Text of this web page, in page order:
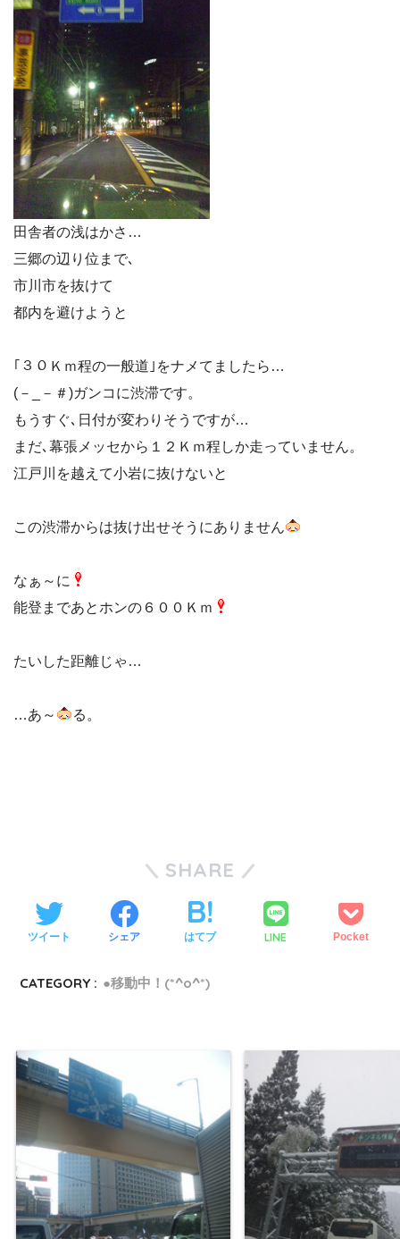
田舎者の浅はかさ…
三郷の辺り位まで､
市川市を抜けて
都内を避けようと
｢３０Ｋｍ程の一般道｣をナメてましたら…
(－_－＃)ガンコに渋滞です。
もうすぐ､日付が変わりそうですが…
まだ､幕張メッセから１２Ｋｍ程しか走っていません。
江戸川を越えて小岩に抜けないと
この渋滞からは抜け出せそうにありません
なぁ～に
能登まであとホンの６００Ｋｍ
たいした距離じゃ…
…あ～ る。
SHARE
ツイート シェア はてブ LINE Pocket
CATEGORY : ●移動中！(*^o^*)